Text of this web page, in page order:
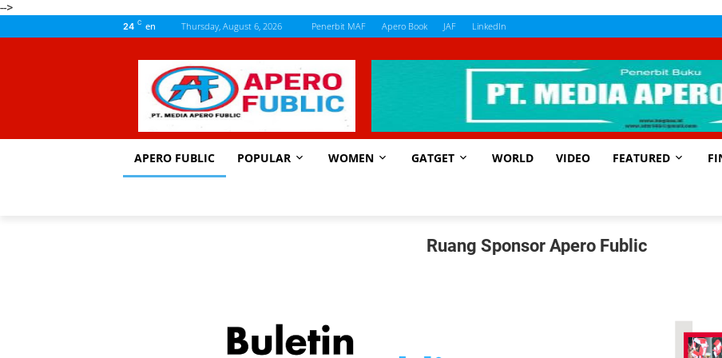
-->
24 C en Thursday, August 6, 2026 Penerbit MAF Apero Book JAF LinkedIn
APERO FUBLIC POPULAR
WOMEN
GATGET WORLD VIDEO FEATURED
Ruang Sponsor Apero Fublic